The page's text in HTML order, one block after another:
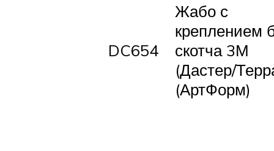
DC654
Жабо с
креплением
скотча 3М
(Дастер/
(АртФорм)